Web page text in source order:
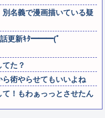
別名義で漫画描いている疑
話更新ｷﾀ━━━(ﾟ
てた？
ら術やらせてもいいよね
て！もわぁっっとさせたん